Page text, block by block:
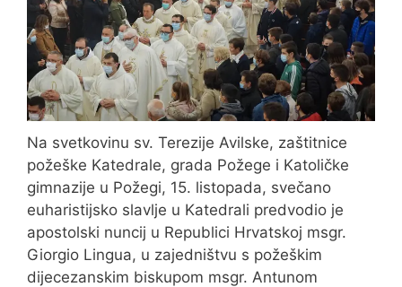
Na svetkovinu sv. Terezije Avilske, zaštitnice
požeške Katedrale, grada Požege i Katoličke
gimnazije u Požegi, 15. listopada, svečano
euharistijsko slavlje u Katedrali predvodio je
apostolski nuncij u Republici Hrvatskoj msgr.
Giorgio Lingua, u zajedništvu s požeškim
dijecezanskim biskupom msgr. Antunom